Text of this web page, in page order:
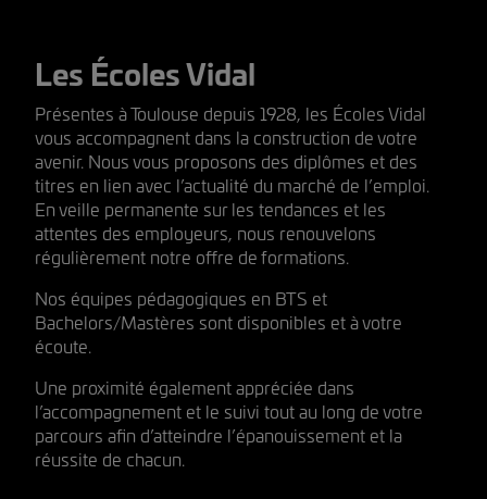
Les Écoles Vidal
Présentes à Toulouse depuis 1928, les Écoles Vidal
vous accompagnent dans la construction de votre
avenir. Nous vous proposons des diplômes et des
titres en lien avec l’actualité du marché de l’emploi.
En veille permanente sur les tendances et les
attentes des employeurs, nous renouvelons
régulièrement notre offre de formations.
Nos équipes pédagogiques en BTS et
Bachelors/Mastères sont disponibles et à votre
écoute.
Une proximité également appréciée dans
l’accompagnement et le suivi tout au long de votre
parcours afin d’atteindre l’épanouissement et la
réussite de chacun.